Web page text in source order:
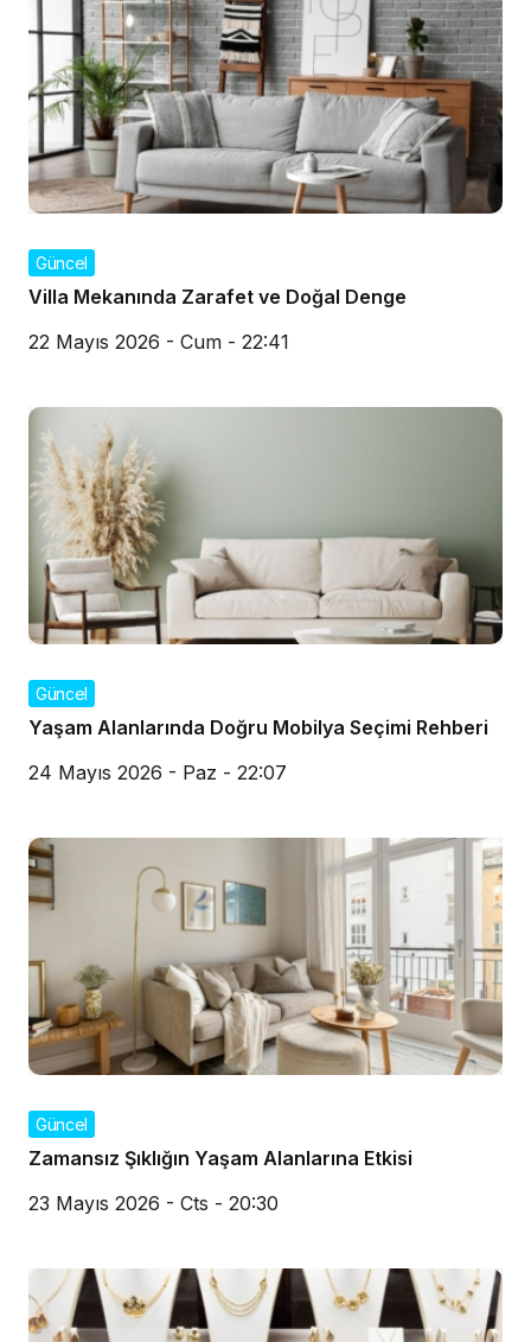
Güncel
Villa Mekanında Zarafet ve Doğal Denge
22 Mayıs 2026 - Cum - 22:41
Güncel
Yaşam Alanlarında Doğru Mobilya Seçimi Rehberi
24 Mayıs 2026 - Paz - 22:07
Güncel
Zamansız Şıklığın Yaşam Alanlarına Etkisi
23 Mayıs 2026 - Cts - 20:30